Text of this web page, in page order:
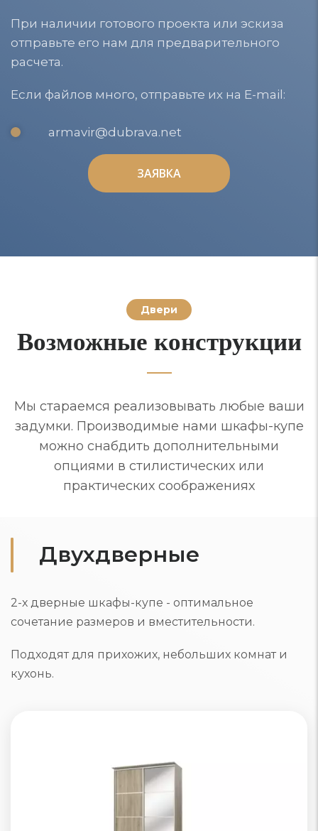
При наличии готового проекта или эскиза
отправьте его нам для предварительного
расчета.
Если файлов много, отправьте их на E-mail:
armavir@dubrava.net
ЗАЯВКА
ЗАЯВКА
Двери
Возможные конструкции
Мы стараемся реализовывать любые ваши
задумки. Производимые нами шкафы-купе
можно снабдить дополнительными
опциями в стилистических или
практических соображениях
Двухдверные
2-х дверные шкафы-купе - оптимальное
сочетание размеров и вместительности.
Подходят для прихожих, небольших комнат и
кухонь.